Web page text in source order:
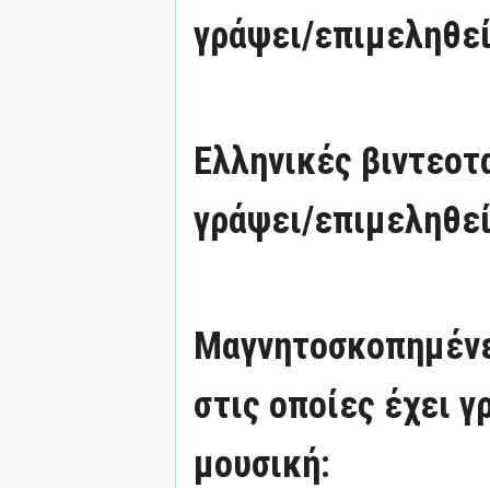
γράψει/
Ελληνικές
γράψει/
στις οποίες έχει
μουσική: